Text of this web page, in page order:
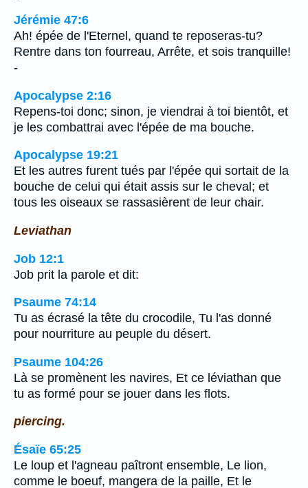
Jérémie 47:6
Ah! épée de l'Eternel, quand te reposeras-tu?
Rentre dans ton fourreau, Arrête, et sois tranquille!
-
Apocalypse 2:16
Repens-toi donc; sinon, je viendrai à toi bientôt, et
je les combattrai avec l'épée de ma bouche.
Apocalypse 19:21
Et les autres furent tués par l'épée qui sortait de la
bouche de celui qui était assis sur le cheval; et
tous les oiseaux se rassasièrent de leur chair.
Leviathan
Job 12:1
Job prit la parole et dit:
Psaume 74:14
Tu as écrasé la tête du crocodile, Tu l'as donné
pour nourriture au peuple du désert.
Psaume 104:26
Là se promènent les navires, Et ce léviathan que
tu as formé pour se jouer dans les flots.
piercing.
Ésaïe 65:25
Le loup et l'agneau paîtront ensemble, Le lion,
comme le boeuf, mangera de la paille, Et le